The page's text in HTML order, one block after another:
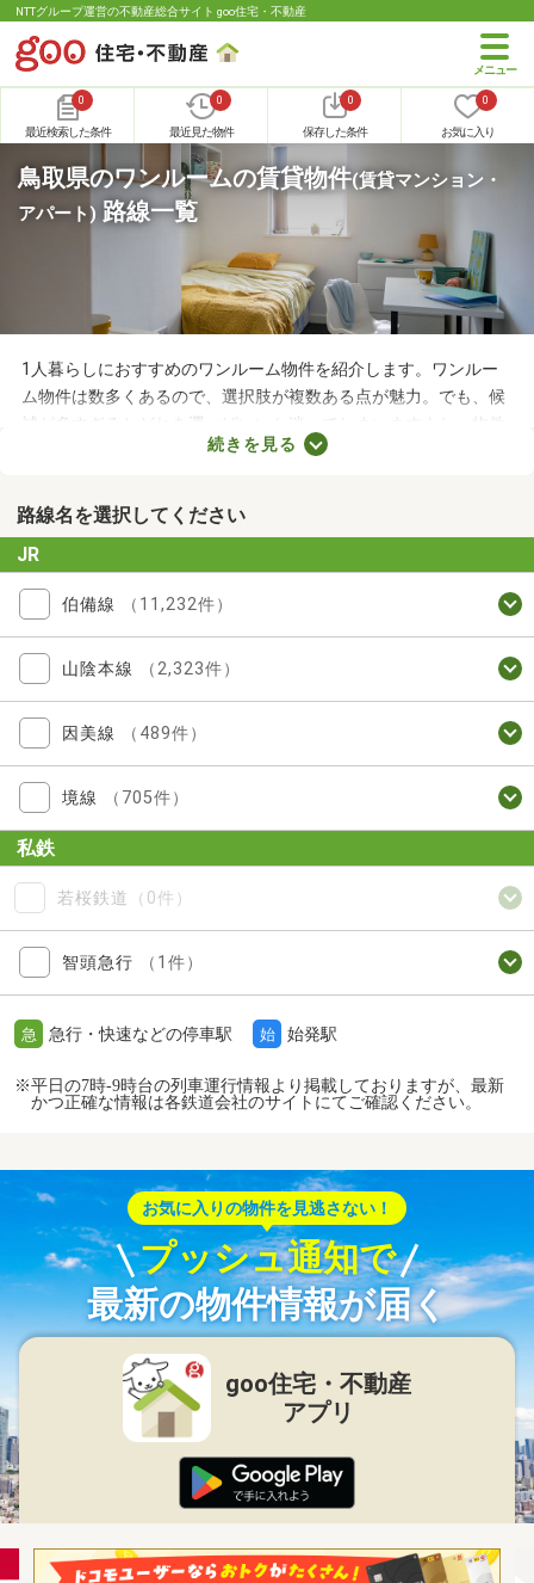
NTTグループ運営の不動産総合サイト goo住宅・不動産
0
最近検索した条件
0
最近見た物件
0
保存した条件
0
お気に入り
鳥取県のワンルームの賃貸物件(賃貸マンション・
アパート) 路線一覧
1人暮らしにおすすめのワンルーム物件を紹介します。ワンルー
ム物件は数多くあるので、選択肢が複数ある点が魅力。でも、候
補が多すぎるとどれを選べばいいか迷ってしまいますよね。物件
を選ぶときは、間取り・設備・家賃などをチェックすることがお
を見つけましょう。
続きを見る
路線名を選択してください
JR
伯備線 （11,232件）
山陰本線 （2,323件）
因美線 （489件）
境線 （705件）
私鉄
若桜鉄道 （0件）
智頭急行 （1件）
急 急行・快速などの停車駅 始 始発駅
※平日の7時-9時台の列車運行情報より掲載しておりますが、最新
かつ正確な情報は各鉄道会社のサイトにてご確認ください。
お気に入りの物件を見逃さない！
プッシュ通知で
最新の物件情報が届く
goo住宅・不動産
アプリ